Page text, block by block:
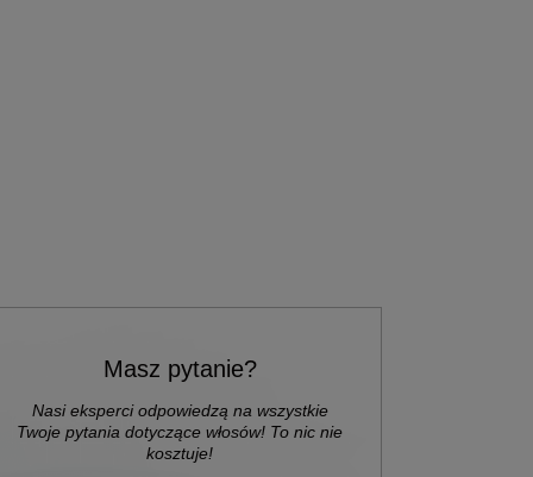
Masz pytanie?
Nasi eksperci odpowiedzą na wszystkie
Twoje pytania dotyczące włosów! To nic nie
kosztuje!